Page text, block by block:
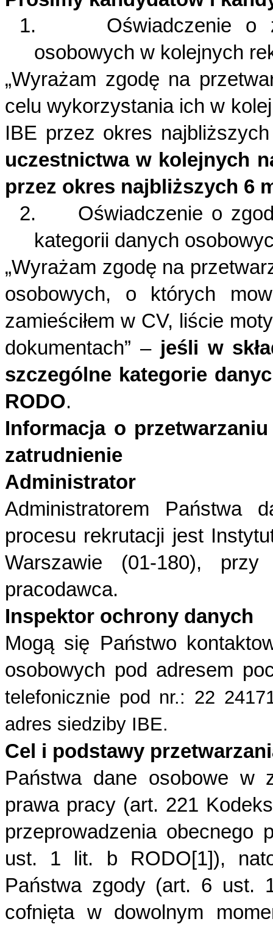
1. Oświadczenie o
osobowych w kolejnych
„Wyrażam zgodę na
celu wykorzystania ich w
IBE przez okres
uczestnictwa w kolejnych
przez okres najbliższych 6
2. Oświadczenie o
kategorii danych
„Wyrażam zgodę na
osobowych, o których
zamieściłem w CV, liście
dokumentach” – jeśli w
szczególne kategorie
RODO.
Informacja o
zatrudnienie
Administrator
Administratorem Państwa
procesu rekrutacji jest
Warszawie (01-180),
pracodawca.
Inspektor ochrony danych
Mogą się Państwo
osobowych pod adresem
telefonicznie pod nr.: 22
adres siedziby IBE.
Cel i podstawy
Państwa dane osobowe w
prawa pracy (art. 221
przeprowadzenia obecnego
ust. 1 lit. b RODO[1]),
Państwa zgody (art. 6 ust.
cofnięta w dowolnym